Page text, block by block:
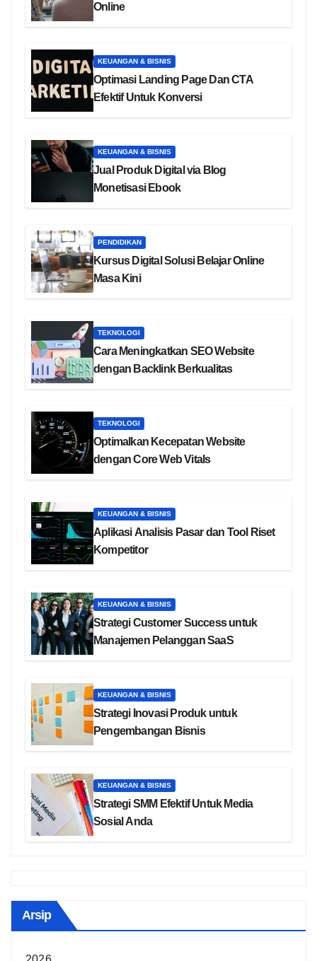
Online
KEUANGAN & BISNIS
Optimasi Landing Page Dan CTA
Efektif Untuk Konversi
KEUANGAN & BISNIS
Jual Produk Digital via Blog
Monetisasi Ebook
PENDIDIKAN
Kursus Digital Solusi Belajar Online
Masa Kini
TEKNOLOGI
Cara Meningkatkan SEO Website
dengan Backlink Berkualitas
TEKNOLOGI
Optimalkan Kecepatan Website
dengan Core Web Vitals
KEUANGAN & BISNIS
Aplikasi Analisis Pasar dan Tool Riset
Kompetitor
KEUANGAN & BISNIS
Strategi Customer Success untuk
Manajemen Pelanggan SaaS
KEUANGAN & BISNIS
Strategi Inovasi Produk untuk
Pengembangan Bisnis
KEUANGAN & BISNIS
Strategi SMM Efektif Untuk Media
Sosial Anda
Arsip